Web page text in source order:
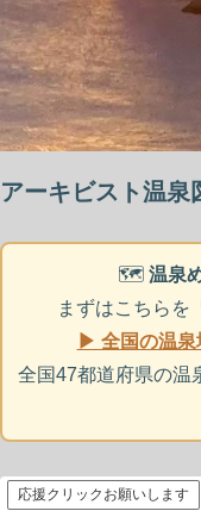
アーキビスト温泉
🗺️ 温泉
まずはこちらを
▶ 全国の温泉
全国47都道府県の温
応援クリックお願いします